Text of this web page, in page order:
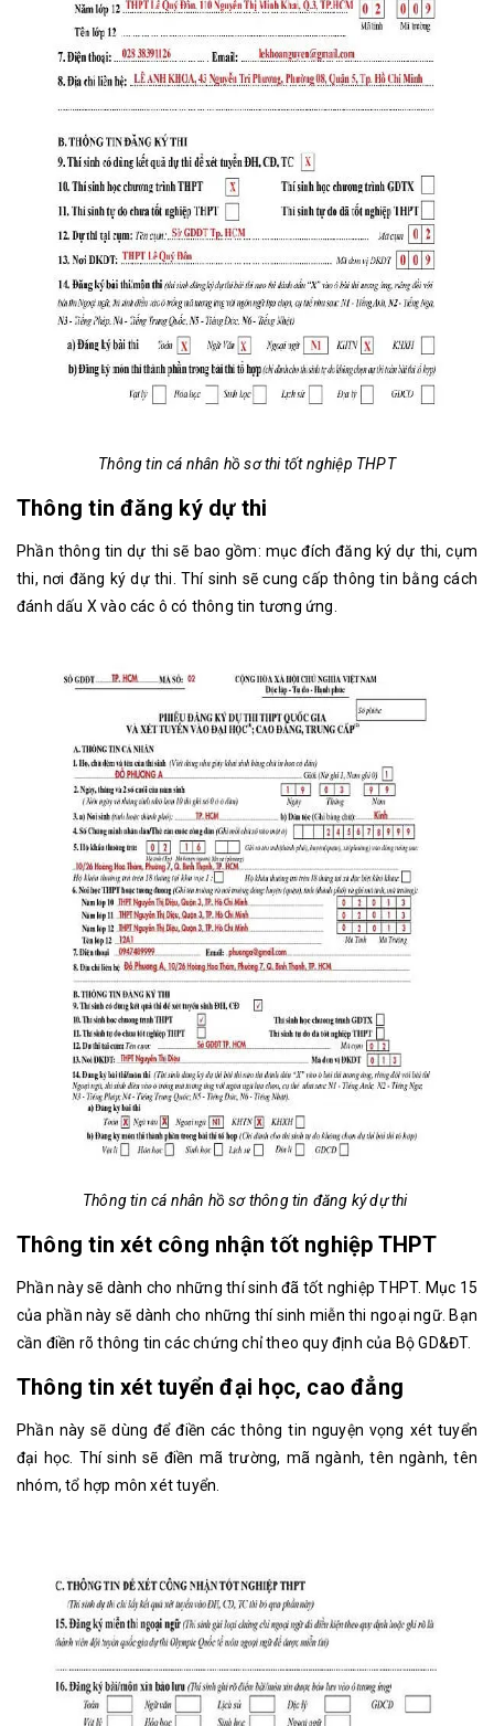
Thông tin cá nhân hồ sơ thi tốt nghiệp THPT
Thông tin đăng ký dự thi
Phần thông tin dự thi sẽ bao gồm: mục đích đăng ký dự thi, cụm
thi, nơi đăng ký dự thi. Thí sinh sẽ cung cấp thông tin bằng cách
đánh dấu X vào các ô có thông tin tương ứng.
Thông tin cá nhân hồ sơ thông tin đăng ký dự thi
Thông tin xét công nhận tốt nghiệp THPT
Phần này sẽ dành cho những thí sinh đã tốt nghiệp THPT. Mục 15
của phần này sẽ dành cho những thí sinh miễn thi ngoại ngữ. Bạn
cần điền rõ thông tin các chứng chỉ theo quy định của Bộ GD&ĐT.
Thông tin xét tuyển đại học, cao đẳng
Phần này sẽ dùng để điền các thông tin nguyện vọng xét tuyển
đại học. Thí sinh sẽ điền mã trường, mã ngành, tên ngành, tên
nhóm, tổ hợp môn xét tuyển.